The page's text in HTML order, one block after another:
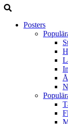
Posters